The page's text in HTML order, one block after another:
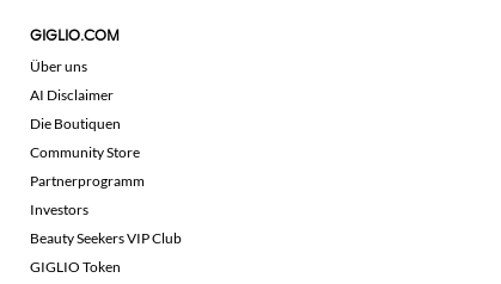
GIGLIO.COM
Über uns
AI Disclaimer
Die Boutiquen
Community Store
Partnerprogramm
Investors
Beauty Seekers VIP Club
GIGLIO Token